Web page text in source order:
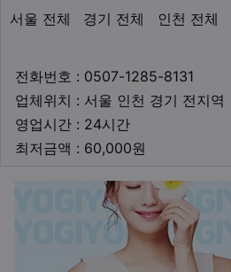
서울 전체 경기 전체 인천 전체
지역1
테마
전화번호 : 0507-1285-8131
업체위치 : 서울 인천 경기 전지역
영업시간 : 24시간영업시간
최저금액 : 60,000원